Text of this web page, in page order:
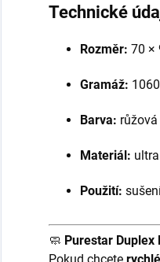
Technické
Rozměr: 70 ×
Gramáž:
Barva: růžová
Materiál:
Použití:
🧼 Purestar Duplex